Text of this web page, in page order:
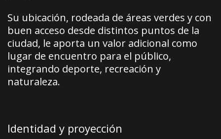
Su ubicación, rodeada de áreas verdes y con
buen acceso desde distintos puntos de la
ciudad, le aporta un valor adicional como
lugar de encuentro para el público,
integrando deporte, recreación y
naturaleza.
Identidad y proyección